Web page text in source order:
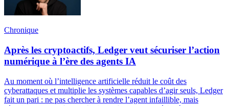
Chronique
Après les cryptoactifs, Ledger veut sécuriser l’action
numérique à l’ère des agents IA
Au moment où l’intelligence artificielle réduit le coût des
cyberattaques et multiplie les systèmes capables d’agir seuls, Ledger
fait un pari : ne pas chercher à rendre l’agent infaillible, mais